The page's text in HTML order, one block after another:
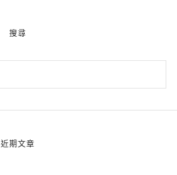
搜尋
近期文章